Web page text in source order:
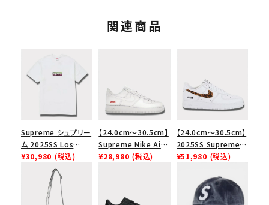
関連商品
Supreme シュプリー
ム 2025SS Los
Angeles Fire Relief
Box Logo Tee ファ
イヤーリリーフボック
スロゴTシャツ ホワ
¥30,980 (税込)
【24.0cm～30.5cm】
Supreme Nike Air
Force 1 Low シュプ
¥28,980 (税込)
【24.0cm～30.5cm】
2025SS Supreme
GOODENOUGH
Low AF1 シュプリー
ムグッドイナフ ナイキ
¥51,980 (税込)